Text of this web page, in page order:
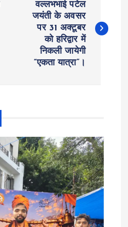
वल्लभभाई पटेल
जयंती के अवसर
पर 31 अक्टूबर
को हरिद्वार में
निकली जायेगी
“एकता यात्रा”।